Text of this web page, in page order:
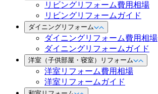
リビングリフォーム費用相場
リビングリフォームガイド
ダイニングリフォーム
ダイニングリフォーム費用相場
ダイニングリフォームガイド
洋室（子供部屋・寝室）リフォーム
洋室リフォーム費用相場
洋室リフォームガイド